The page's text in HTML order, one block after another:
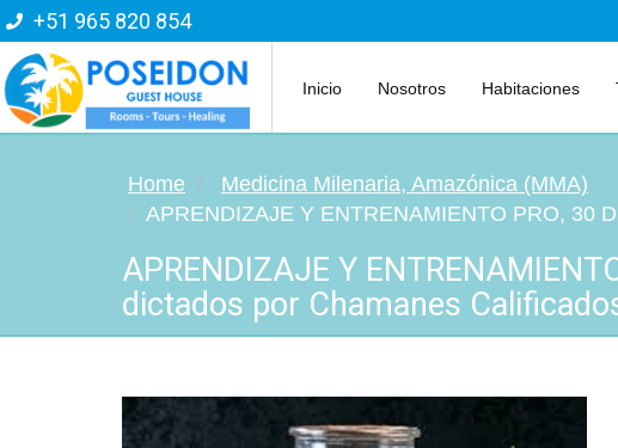
+51 965 820 854
Inicio Nosotros Habitaciones
Home
Medicina Milenaria, Amazónica (MMA)
APRENDIZAJE Y ENTRENAMIENTO PRO, 30
APRENDIZAJE Y
dictados por Chamanes